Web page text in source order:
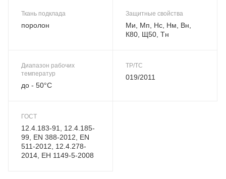
Ткань подклада
поролон
Защитные свойства
Ми, Мп, Нс, Нм, Вн,
К80, Щ50, Тн
Диапазон рабочих
температур
до - 50°С
ТР/ТС
019/2011
ГОСТ
12.4.183-91, 12.4.185-
99, EN 388-2012, EN
511-2012, 12.4.278-
2014, ЕН 1149-5-2008